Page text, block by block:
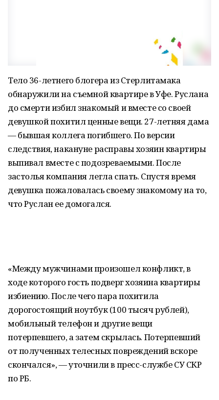
Тело 36-летнего блогера из Стерлитамака
обнаружили на съемной квартире в Уфе. Руслана
до смерти избил знакомый и вместе со своей
девушкой похитил ценные вещи. 27-летняя дама
— бывшая коллега погибшего. По версии
следствия, накануне расправы хозяин квартиры
выпивал вместе с подозреваемыми. После
застолья компания легла спать. Спустя время
девушка пожаловалась своему знакомому на то,
что Руслан ее домогался.
«Между мужчинами произошел конфликт, в
ходе которого гость подверг хозяина квартиры
избиению. После чего пара похитила
дорогостоящий ноутбук (100 тысяч рублей),
мобильный телефон и другие вещи
потерпевшего, а затем скрылась. Потерпевший
от полученных телесных повреждений вскоре
скончался», — уточнили в пресс-службе СУ СКР
по РБ.